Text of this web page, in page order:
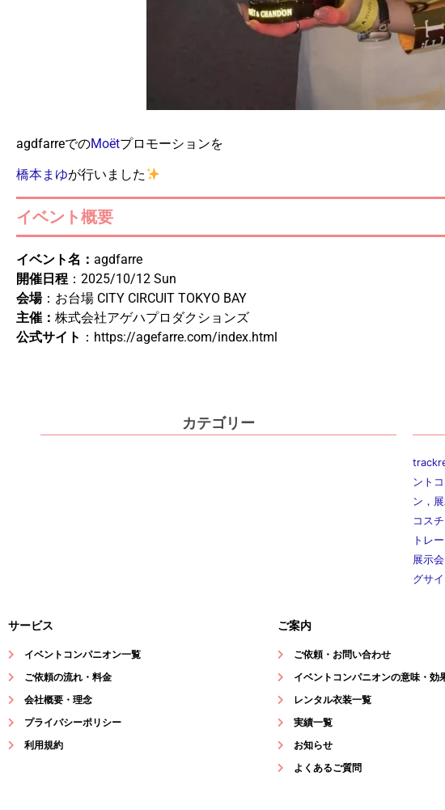
agdfarreでのMoëtプロモーションを
橋本まゆが行いました
イベント概要
イベント名： agdfarre
開催日程 ：2025/10/12 Sun
会場：お台場 CITY CIRCUIT TOKYO BAY
主催： 株式会社アゲハプロダクションズ
公式サイト ：https://agefarre.com/index.html
カテゴリー
ント
ン，
コス
トレー
展示会
グサイ
サービス
イベントコンパニオン一覧
ご依頼の流れ・料金
会社概要・理念
プライバシーポリシー
利用規約
ご案内
ご依頼・お問い合わせ
イベントコンパニオンの意味・効
レンタル衣装一覧
実績一覧
お知らせ
よくあるご質問